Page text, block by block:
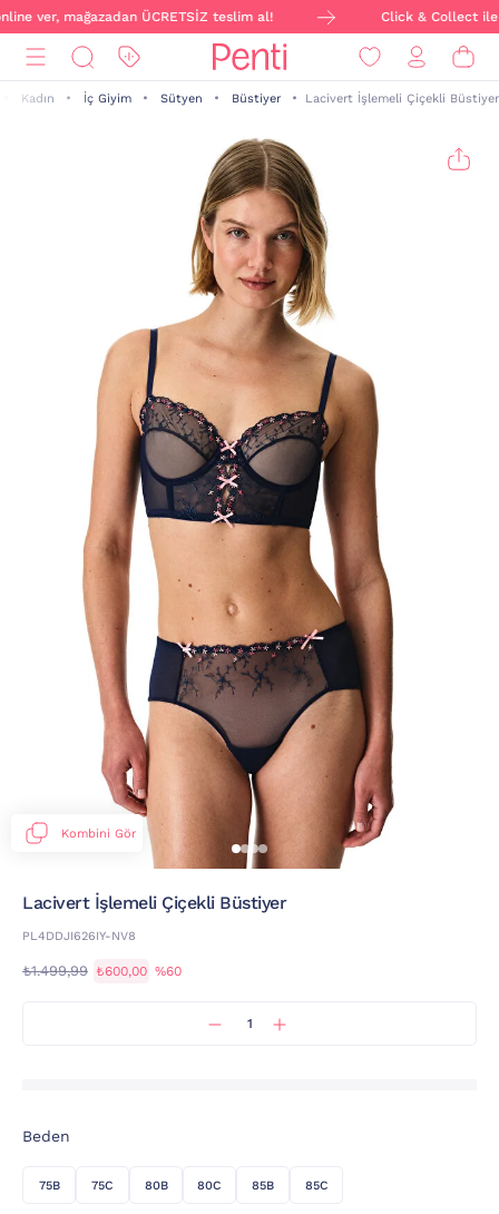
ver, mağazadan ÜCRETSİZ teslim al! Click & Collect ile
Kadın İç Giyim Sütyen Büstiyer Lacivert İşlemeli Çiçekli Büstiyer
Kombini Gör
Lacivert İşlemeli Çiçekli Büstiyer
PL4DDJI626IY-NV8
₺1.499,99 ₺600,00 %60
Beden
75B 75C 80B 80C 85B 85C